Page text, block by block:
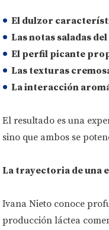
El dulzor
Las notas saladas
El perfil picante
Las texturas
La interacción
El resultado es una
sino que ambos se
La trayectoria de una
Ivana Nieto conoce
producción láctea